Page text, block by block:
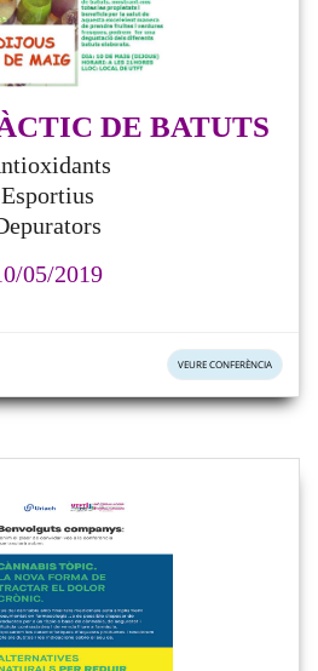
DE BATUTS
Esportius
05/2019
VEURE CONFERÈNCIA